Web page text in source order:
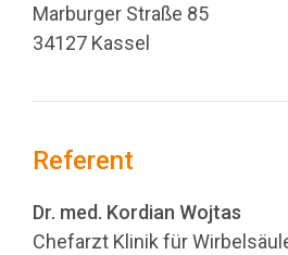
Marburger Straße 85
34127 Kassel
Referent
Dr. med. Kordian Wojtas
Chefarzt Klinik für